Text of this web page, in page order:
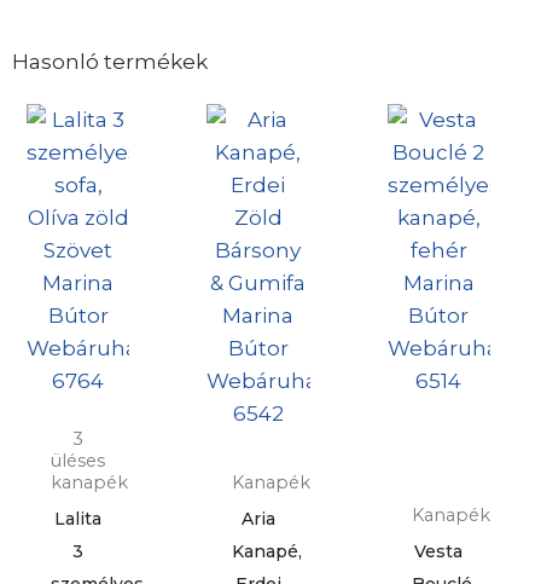
Hasonló termékek
3
üléses
kanapék
Lalita
3
Kanapék
Aria
Kanapé,
Kanapék
Vesta